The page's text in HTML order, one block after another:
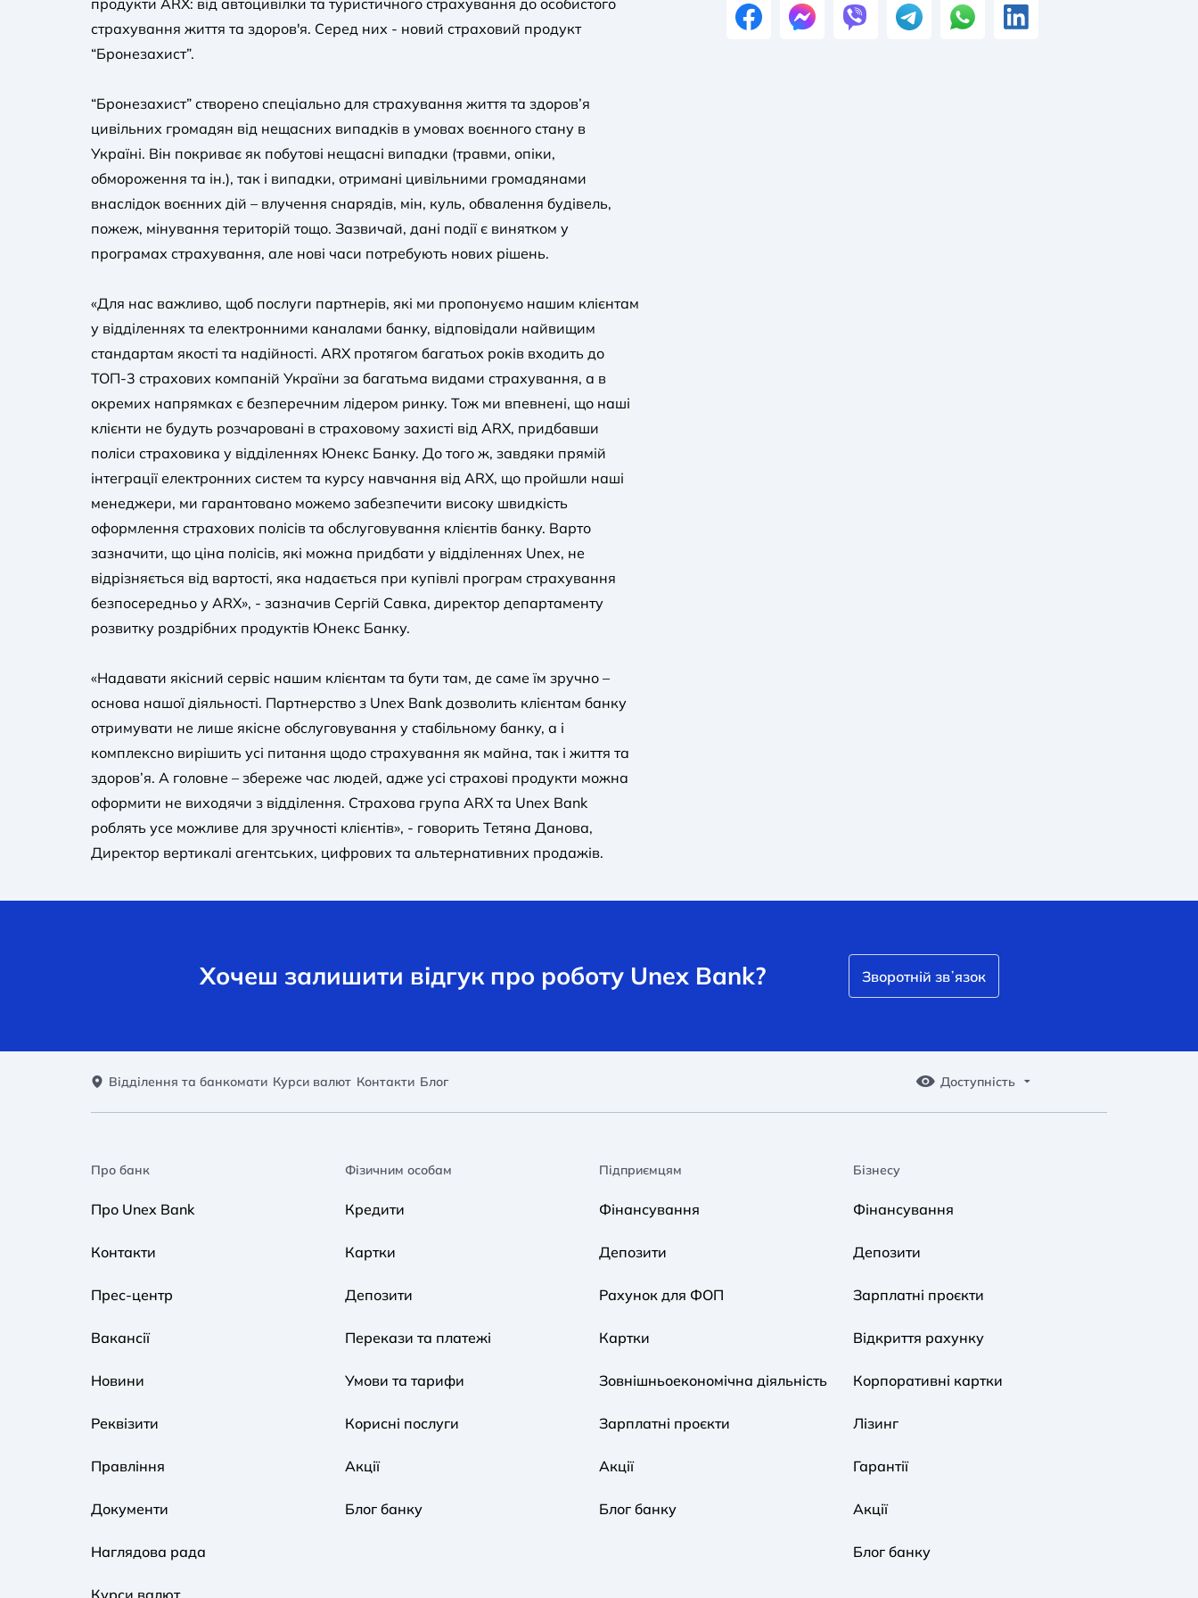
продукти ARX: від автоцивілки та туристичного страхування до особистого
страхування життя та здоров'я. Серед них - новий страховий продукт
“Бронезахист”.
“Бронезахист” створено спеціально для страхування життя та здоров’я
цивільних громадян від нещасних випадків в умовах воєнного стану в
Україні. Він покриває як побутові нещасні випадки (травми, опіки,
обмороження та ін.), так і випадки, отримані цивільними громадянами
внаслідок воєнних дій – влучення снарядів, мін, куль, обвалення будівель,
пожеж, мінування територій тощо. Зазвичай, дані події є винятком у
програмах страхування, але нові часи потребують нових рішень.
«Для нас важливо, щоб послуги партнерів, які ми пропонуємо нашим клієнтам
у відділеннях та електронними каналами банку, відповідали найвищим
стандартам якості та надійності. ARX протягом багатьох років входить до
ТОП-3 страхових компаній України за багатьма видами страхування, а в
окремих напрямках є безперечним лідером ринку. Тож ми впевнені, що наші
клієнти не будуть розчаровані в страховому захисті від ARX, придбавши
поліси страховика у відділеннях Юнекс Банку. До того ж, завдяки прямій
інтеграції електронних систем та курсу навчання від ARX, що пройшли наші
менеджери, ми гарантовано можемо забезпечити високу швидкість
оформлення страхових полісів та обслуговування клієнтів банку. Варто
зазначити, що ціна полісів, які можна придбати у відділеннях Unex, не
відрізняється від вартості, яка надається при купівлі програм страхування
безпосередньо у ARX», - зазначив Сергій Савка, директор департаменту
розвитку роздрібних продуктів Юнекс Банку.
«Надавати якісний сервіс нашим клієнтам та бути там, де саме їм зручно –
основа нашої діяльності. Партнерство з Unex Bank дозволить клієнтам банку
отримувати не лише якісне обслуговування у стабільному банку, а і
комплексно вирішить усі питання щодо страхування як майна, так і життя та
здоров’я. А головне – збереже час людей, адже усі страхові продукти можна
оформити не виходячи з відділення. Страхова група ARX та Unex Bank
роблять усе можливе для зручності клієнтів», - говорить Тетяна Данова,
Директор вертикалі агентських, цифрових та альтернативних продажів.
Хочеш залишити відгук про роботу Unex Bank? Зворотній звʼязок
Відділення та банкомати Курси валют Контакти Блог Доступність
Звичайний Середній
A A A A
Про банк
Про Unex Bank
Контакти
Прес-центр
Вакансії
Новини
Реквізити
Правління
Документи
Наглядова рада
Курси валют
Фізичним особам
Кредити
Картки
Депозити
Перекази та платежі
Умови та тарифи
Корисні послуги
Акції
Блог банку
Підприємцям
Фінансування
Депозити
Рахунок для ФОП
Картки
Зовнішньоекономічна діяльність
Зарплатні проєкти
Акції
Блог банку
Бізнесу
Фінансування
Депозити
Зарплатні проєкти
Відкриття рахунку
Корпоративні картки
Лізинг
Гарантії
Акції
Блог банку